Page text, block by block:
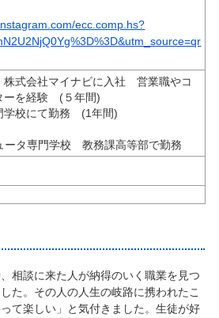
ecc.comp.hs?
株式会社マイナビに入社 営業職やコ
ーを経験 (５年間)
学校にて勤務 (1年間)
ータ専門学校 教務課高等部で勤務
相談に来た人が納得のいく職業を見つ
た。その人の人生の岐路に携われたこ
て楽しい」と気付きました。生徒が好